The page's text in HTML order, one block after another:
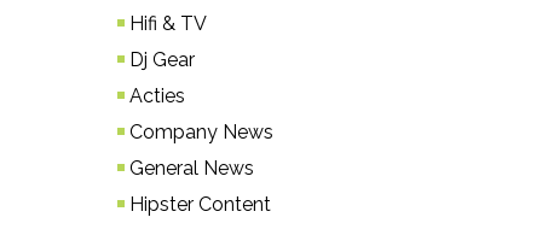
Hifi & TV
Dj Gear
Acties
Company News
General News
Hipster Content